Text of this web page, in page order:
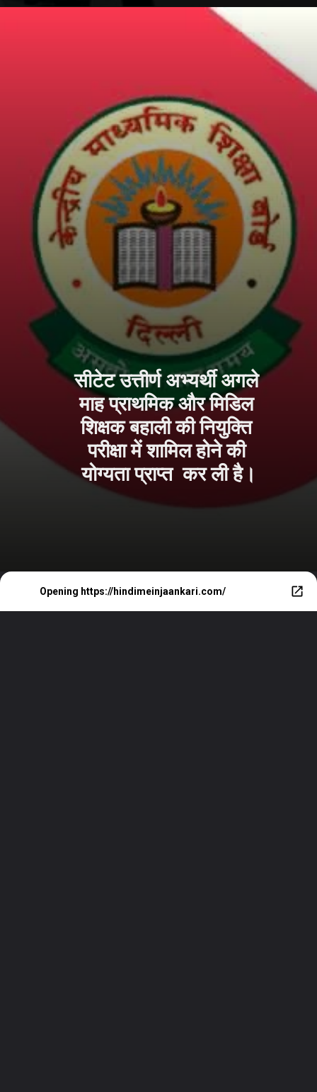
सीटेट उत्तीर्ण अभ्यर्थी अगले
माह प्राथमिक और मिडिल
शिक्षक बहाली की नियुक्ति
परीक्षा में शामिल होने की
योग्यता प्राप्त कर ली है।
Opening https://hindimeinjaankari.com/